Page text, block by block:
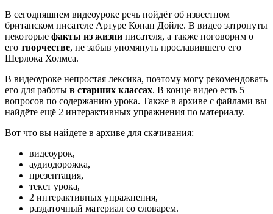
В сегодняшнем видеоуроке речь пойдёт об известном
британском писателе Артуре Конан Дойле. В видео затронуты
некоторые факты из жизни писателя, а также поговорим о
его творчестве, не забыв упомянуть прославившего его
Шерлока Холмса.
В видеоуроке непростая лексика, поэтому могу рекомендовать
его для работы в старших классах. В конце видео есть 5
вопросов по содержанию урока. Также в архиве с файлами вы
найдёте ещё 2 интерактивных упражнения по материалу.
Вот что вы найдете в архиве для скачивания:
видеоурок,
аудиодорожка,
презентация,
текст урока,
2 интерактивных упражнения,
раздаточный материал со словарем.